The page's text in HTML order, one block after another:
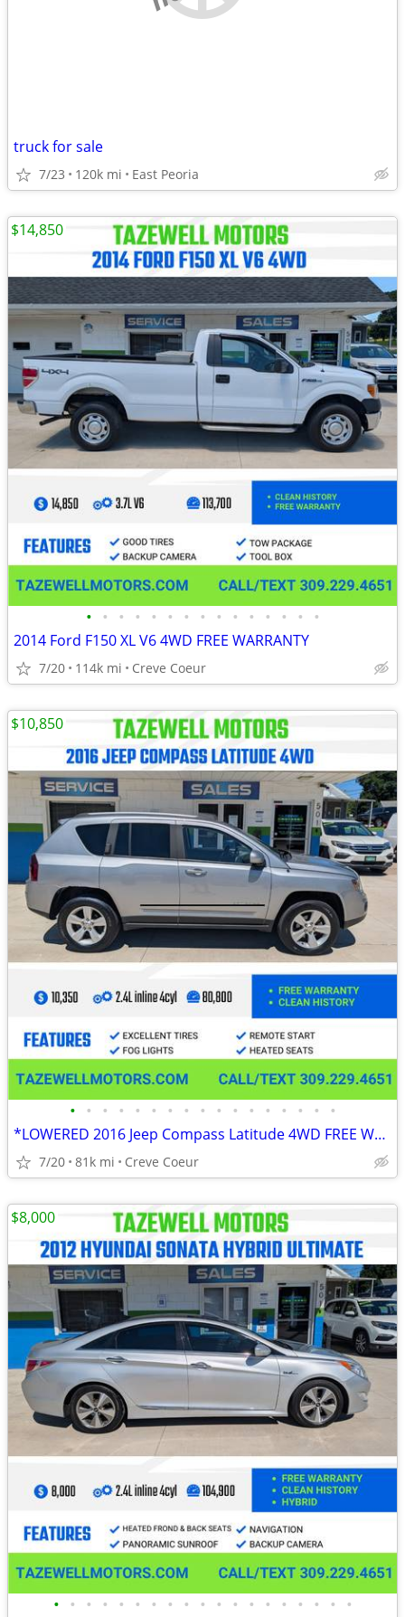
truck for sale
7/23 120k mi East Peoria
• • • • • • • • • • • • • • •
2014 Ford F150 XL V6 4WD FREE WARRANTY
7/20 114k mi Creve Coeur
$14,850
• • • • • • • • • • • • • • • • •
*LOWERED 2016 Jeep Compass Latitude 4WD FREE WARRANTY
7/20 81k mi Creve Coeur
$10,850
• • • • • • • • • • • • • • • • • • •
$8,000